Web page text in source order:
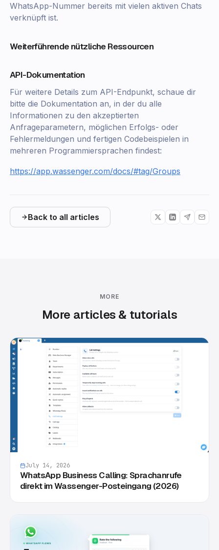
WhatsApp-Nummer bereits mit vielen aktiven Chats
verknüpft ist.
Weiterführende nützliche Ressourcen
API-Dokumentation
Für weitere Details zum API-Endpunkt, schaue dir
bitte die Dokumentation an, in der du alle
Informationen zu den akzeptierten
Anfrageparametern, möglichen Erfolgs- oder
Fehlermeldungen und fertigen Codebeispielen in
mehreren Programmiersprachen findest:
https://app.wassenger.com/docs/#tag/Groups
Back to all articles
MORE
More articles & tutorials
July 14, 2026
WhatsApp Business Calling: Sprachanrufe
direkt im Wassenger-Posteingang (2026)